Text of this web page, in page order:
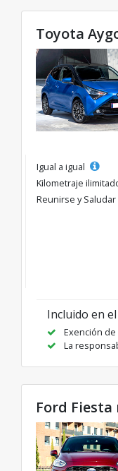
Toyota
Igual a igual
Kilometraje
Reunirse y Saludar
Incluido en
Exención
La
Ford Fiesta